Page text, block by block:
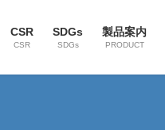
CSR
CSR
SDGs
SDGs
製品案内
PRODUCT